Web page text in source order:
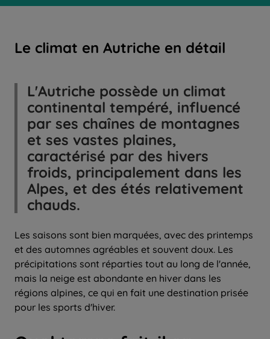
Le climat en Autriche en détail
L'Autriche possède un climat
continental tempéré, influencé
par ses chaînes de montagnes
et ses vastes plaines,
caractérisé par des hivers
froids, principalement dans les
Alpes, et des étés relativement
chauds.
Les saisons sont bien marquées, avec des printemps
et des automnes agréables et souvent doux. Les
précipitations sont réparties tout au long de l'année,
mais la neige est abondante en hiver dans les
régions alpines, ce qui en fait une destination prisée
pour les sports d'hiver.